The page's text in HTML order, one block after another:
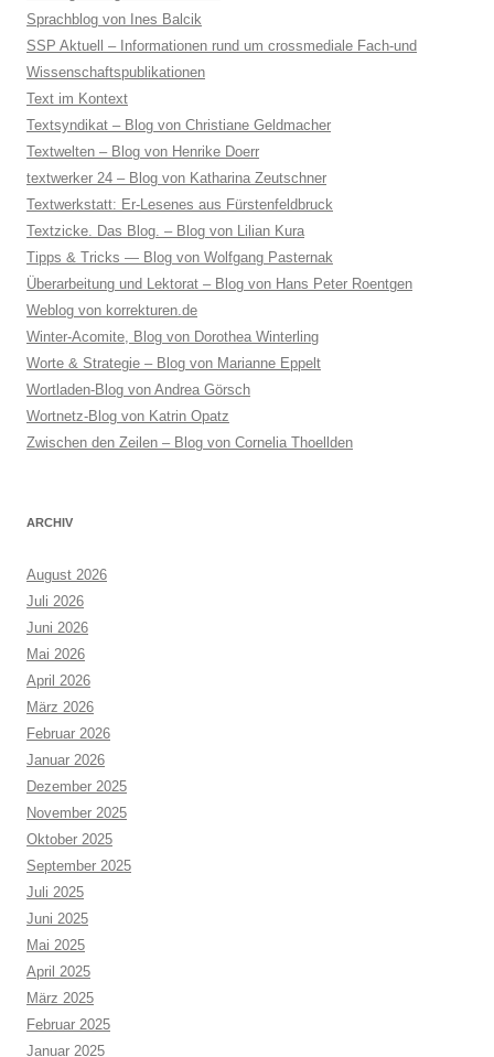
Sprachblog von Ines Balcik
SSP Aktuell – Informationen rund um crossmediale Fach-und
Wissenschaftspublikationen
Text im Kontext
Textsyndikat – Blog von Christiane Geldmacher
Textwelten – Blog von Henrike Doerr
textwerker 24 – Blog von Katharina Zeutschner
Textwerkstatt: Er-Lesenes aus Fürstenfeldbruck
Textzicke. Das Blog. – Blog von Lilian Kura
Tipps & Tricks — Blog von Wolfgang Pasternak
Überarbeitung und Lektorat – Blog von Hans Peter Roentgen
Weblog von korrekturen.de
Winter-Acomite, Blog von Dorothea Winterling
Worte & Strategie – Blog von Marianne Eppelt
Wortladen-Blog von Andrea Görsch
Wortnetz-Blog von Katrin Opatz
Zwischen den Zeilen – Blog von Cornelia Thoellden
ARCHIV
August 2026
Juli 2026
Juni 2026
Mai 2026
April 2026
März 2026
Februar 2026
Januar 2026
Dezember 2025
November 2025
Oktober 2025
September 2025
Juli 2025
Juni 2025
Mai 2025
April 2025
März 2025
Februar 2025
Januar 2025